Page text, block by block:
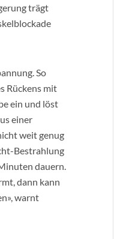
trägt
So
Rückens mit
ein und löst
einer
weit genug
Bestrahlung
dauern.
dann kann
warnt